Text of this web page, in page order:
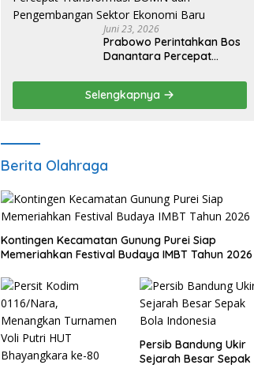
Juni 23, 2026
Prabowo Perintahkan Bos
Danantara Percepat
Pengembangan Sektor
Ekonomi Baru
Selengkapnya
Berita Olahraga
Kontingen Kecamatan Gunung Purei Siap
Memeriahkan Festival Budaya IMBT Tahun 2026
Persib Bandung Ukir
Sejarah Besar Sepak